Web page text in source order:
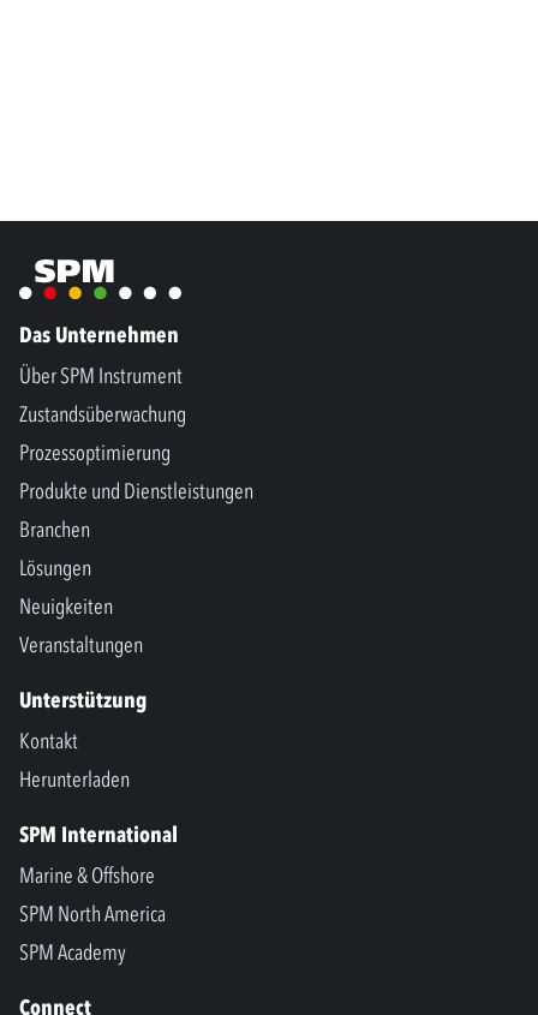
Das Unternehmen
Über SPM Instrument
Zustandsüberwachung
Prozessoptimierung
Produkte und Dienstleistungen
Branchen
Lösungen
Neuigkeiten
Veranstaltungen
Unterstützung
Kontakt
Herunterladen
SPM International
Marine & Offshore
SPM North America
SPM Academy
Connect